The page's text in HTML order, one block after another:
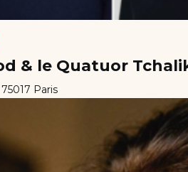
& le Quatuor
Paris